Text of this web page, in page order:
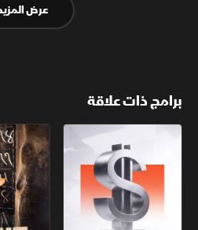
عرض
برامج ذات علاقة
الأسواق الأميركية ملحمة